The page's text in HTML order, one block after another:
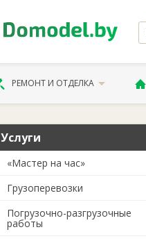
РЕМОНТ И ОТДЕЛКА
Услуги
«Мастер на час»
Грузоперевозки
Погрузочно-разгрузочные
работы